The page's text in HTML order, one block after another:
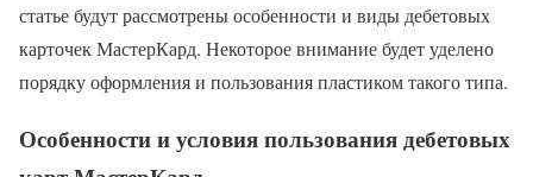
статье будут рассмотрены особенности и виды дебетовых
карточек МастерКард. Некоторое внимание будет уделено
порядку оформления и пользования пластиком такого типа.
Особенности и условия пользования дебетовых